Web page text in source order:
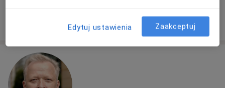
Edytuj ustawienia Zaakceptuj